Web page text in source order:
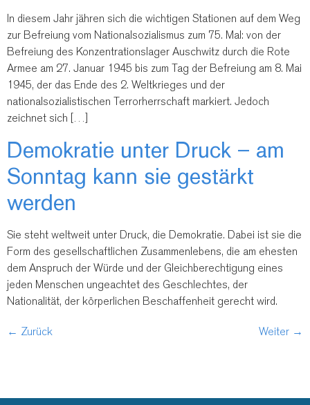
In diesem Jahr jähren sich die wichtigen Stationen auf dem Weg
zur Befreiung vom Nationalsozialismus zum 75. Mal: von der
Befreiung des Konzentrationslager Auschwitz durch die Rote
Armee am 27. Januar 1945 bis zum Tag der Befreiung am 8. Mai
1945, der das Ende des 2. Weltkrieges und der
nationalsozialistischen Terrorherrschaft markiert. Jedoch
zeichnet sich […]
Demokratie unter Druck – am
Sonntag kann sie gestärkt
werden
Sie steht weltweit unter Druck, die Demokratie. Dabei ist sie die
Form des gesellschaftlichen Zusammenlebens, die am ehesten
dem Anspruch der Würde und der Gleichberechtigung eines
jeden Menschen ungeachtet des Geschlechtes, der
Nationalität, der körperlichen Beschaffenheit gerecht wird.
← Zurück Weiter →